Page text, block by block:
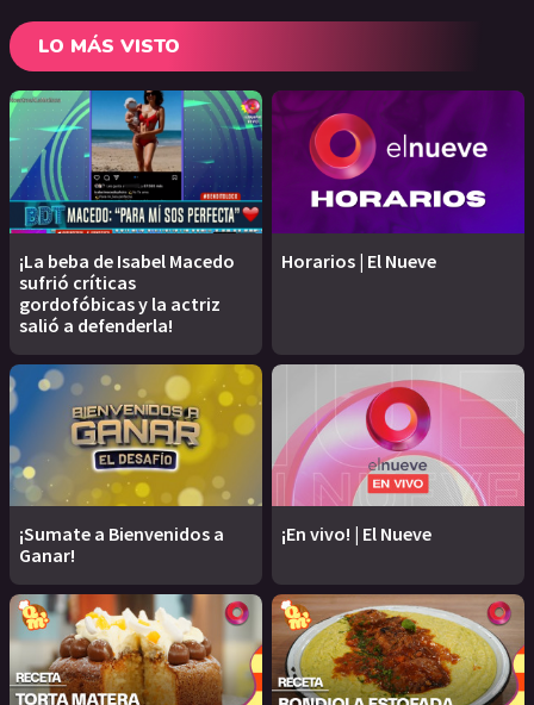
LO MÁS VISTO
¡La beba de Isabel Macedo
sufrió críticas
gordofóbicas y la actriz
salió a defenderla!
Horarios | El Nueve
¡Sumate a Bienvenidos a
Ganar!
¡En vivo! | El Nueve